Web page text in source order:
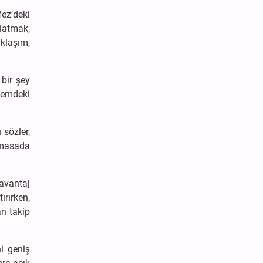
şey
sözler,
takip
geniş